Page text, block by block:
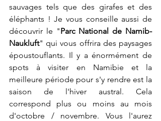
sauvages tels que des girafes et des
éléphants ! Je vous conseille aussi de
découvrir le "Parc National de Namib-
Naukluft" qui vous offrira des paysages
époustouflants. Il y a énormément de
spots à visiter en Namibie et la
meilleure période pour s'y rendre est la
saison de l'hiver austral. Cela
correspond plus ou moins au mois
d'octobre / novembre. Vous l'aurez